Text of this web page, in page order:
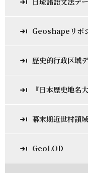
Geoshapeリポ
歴史的行政区域
『日本歴史地名
幕末期近世村領
GeoLOD